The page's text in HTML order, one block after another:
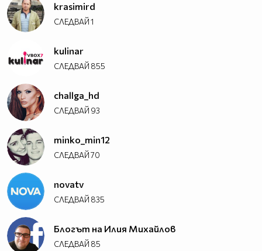
krasimird
СЛЕДВАЙ1
kulinar
СЛЕДВАЙ 855
challga_hd
СЛЕДВАЙ 93
minko_min12
СЛЕДВАЙ70
novatv
СЛЕДВАЙ 835
Блогът на Илия Михайлов
СЛЕДВАЙ 85